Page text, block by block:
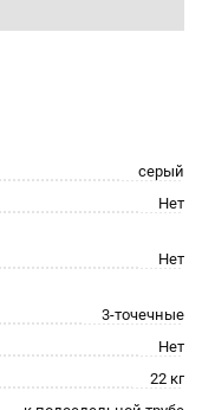
серый
Нет
Нет
3-точечные
Нет
22 кг